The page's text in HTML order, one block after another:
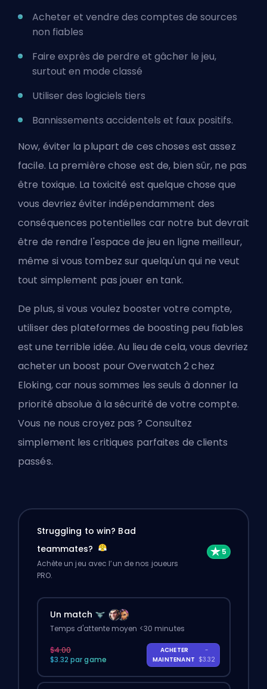
Acheter et vendre des comptes de sources
non fiables
Faire exprès de perdre et gâcher le jeu,
surtout en mode classé
Utiliser des logiciels tiers
Bannissements accidentels et faux positifs.
Now, éviter la plupart de ces choses est assez
facile. La première chose est de, bien sûr, ne pas
être toxique. La toxicité est quelque chose que
vous devriez éviter indépendamment des
conséquences potentielles car notre but devrait
être de rendre l'espace de jeu en ligne meilleur,
même si vous tombez sur quelqu'un qui ne veut
tout simplement pas jouer en tank.
De plus, si vous voulez booster votre compte,
utiliser des plateformes de boosting peu fiables
est une terrible idée. Au lieu de cela, vous devriez
acheter un boost pour Overwatch 2 chez
Eloking, car nous sommes les seuls à donner la
priorité absolue à la sécurité de votre compte.
Vous ne nous croyez pas ? Consultez
simplement les critiques parfaites de clients
passés.
Struggling to win? Bad
teammates?
Achète un jeu avec l’un de nos joueurs
PRO.
Un match
Temps d'attente moyen <30 minutes
$4.00
$3.32 par game
ACHETER
MAINTENANT
-
$3.32